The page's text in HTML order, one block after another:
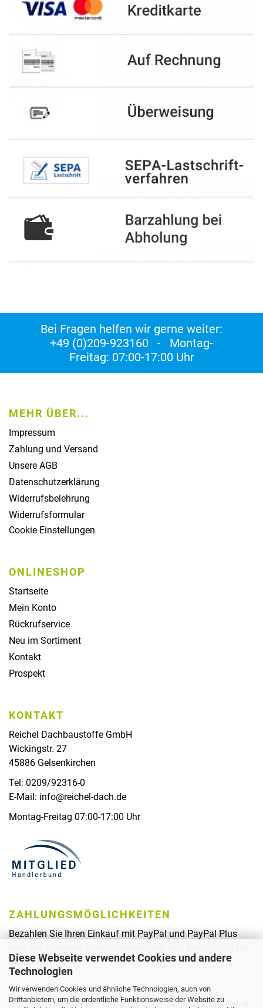
Diese Webseite verwendet Cookies und andere
Technologien
Wir verwenden Cookies und ähnliche Technologien, auch von
Drittanbietern, um die ordentliche Funktionsweise der Website zu
Bei Fragen helfen wir gerne weiter:
+49 (0)209-923160 - Montag-
Freitag: 07:00-17:00 Uhr
MEHR ÜBER...
Impressum
Zahlung und Versand
Unsere AGB
Datenschutzerklärung
Widerrufsbelehrung
Widerrufsformular
Cookie Einstellungen
ONLINESHOP
Startseite
Mein Konto
Rückrufservice
Neu im Sortiment
Kontakt
Prospekt
KONTAKT
Reichel Dachbaustoffe GmbH
Wickingstr. 27
45886 Gelsenkirchen
Tel: 0209/92316-0
E-Mail: info@reichel-dach.de
Montag-Freitag 07:00-17:00 Uhr
ZAHLUNGSMÖGLICHKEITEN
Bezahlen Sie Ihren Einkauf mit PayPal und PayPal Plus
Abholung.
VERSANDKOSTEN
bis 15kg 9,00 EUR pro Paket bis 33kg 18,00 EUR pro Paket